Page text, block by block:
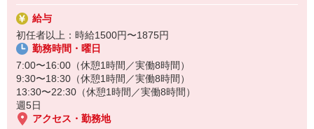
給与
初任者以上：時給1500円〜1875円
勤務時間・曜日
7:00〜16:00（休憩1時間／実働8時間）
9:30〜18:30（休憩1時間／実働8時間）
13:30〜22:30（休憩1時間／実働8時間）
週5日
アクセス・勤務地